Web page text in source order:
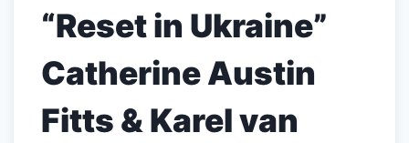
“Reset in Ukraine”
Catherine Austin
Fitts & Karel van